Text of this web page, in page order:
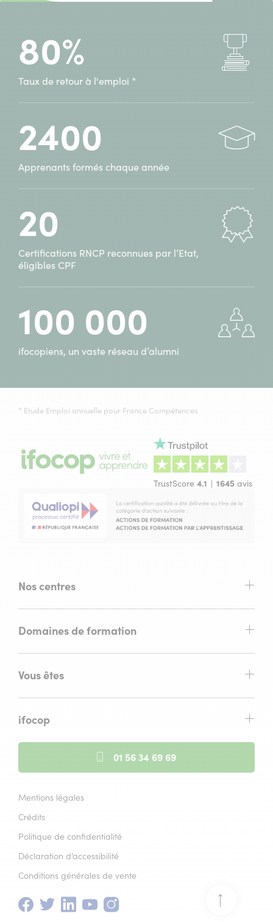
80%
Taux de retour à l'emploi *
2400
Apprenants formés chaque année
20
Certifications RNCP reconnues par l’Etat,
éligibles CPF
100 000
ifocopiens, un vaste réseau d’alumni
* Etude Emploi annuelle pour France Compétences
TrustScore 4.1 1645 avis
Nos centres
Domaines de formation
Vous êtes
ifocop
01 56 34 69 69
Mentions légales
Crédits
Politique de confidentialité
Déclaration d’accessibilité
Conditions générales de vente
Facebook
(nouvelle
Twitter
(nouvelle
Linkedin
(nouvelle
Youtube
(nouvelle
Retour